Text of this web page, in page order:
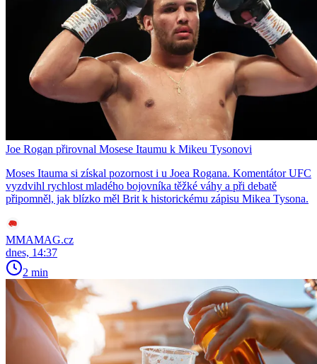
Joe Rogan přirovnal Mosese Itaumu k Mikeu Tysonovi
Moses Itauma si získal pozornost i u Joea Rogana. Komentátor UFC
vyzdvihl rychlost mladého bojovníka těžké váhy a při debatě
připomněl, jak blízko měl Brit k historickému zápisu Mikea Tysona.
MMAMAG.cz
dnes, 14:37
2 min